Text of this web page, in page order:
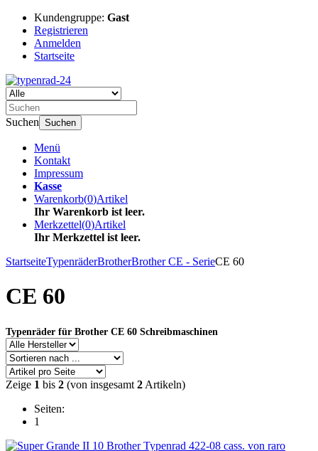
Kundengruppe: Gast
Registrieren
Anmelden
Startseite
Suchen Suchen
Menü
Kontakt
Impressum
Kasse
Warenkorb(0)Artikel
Ihr Warenkorb ist leer.
Merkzettel(0)Artikel
Ihr Merkzettel ist leer.
StartseiteTypenräderBrotherBrother CE - SerieCE 60
CE 60
Typenräder für Brother CE 60 Schreibmaschinen
Zeige 1 bis 2 (von insgesamt 2 Artikeln)
Seiten:
1